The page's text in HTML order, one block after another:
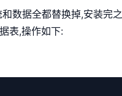
数据全都替换掉,安装完
表,操作如下: